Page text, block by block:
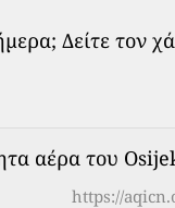
Δείτε τον
αέρα του
https://